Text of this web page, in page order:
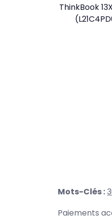
Mots-Clés :
Paiements